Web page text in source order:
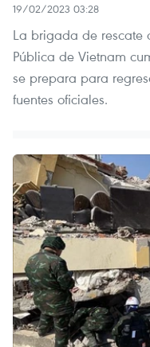
19/02/2023 03:28
La brigada de rescate
Pública de Vietnam
se prepara para
fuentes oficiales.